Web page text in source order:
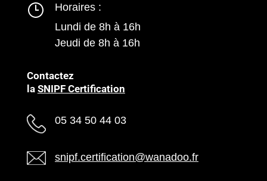
Horaires :
Lundi de 8h à 16h
Jeudi de 8h à 16h
Contactez
la SNIPF Certification
05 34 50 44 03
snipf.certification@wanadoo.fr